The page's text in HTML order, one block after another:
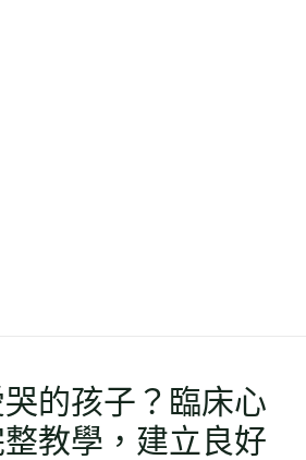
的孩子？臨床心
教學，建立良好